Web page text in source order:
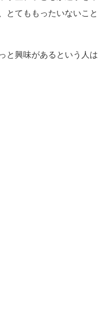
とてももったいないこと
と興味があるという人は